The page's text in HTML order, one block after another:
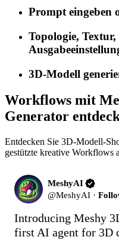
Prompt eingeben
Topologie,
3D-Modell
Workflows mit
Generator
Entdecken Sie 3D-Modell-
gestützte kreative Workflows
MeshyAI
@MeshyAI ·
Introducing Meshy
first AI agent for 3D